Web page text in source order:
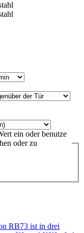
ein oder benutze
oder zu
RB73 ist in drei